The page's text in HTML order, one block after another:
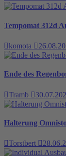
Tempomat 312d
komota
Ende des
Tramb
Halterung
Torstbert